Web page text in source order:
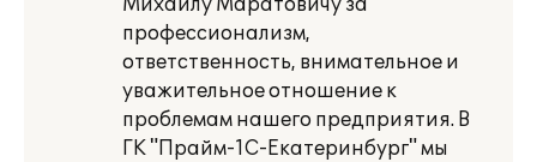
Михаилу Маратовичу за
профессионализм,
ответственность, внимательное и
уважительное отношение к
проблемам нашего предприятия. В
ГК "Прайм-1С-Екатеринбург" мы